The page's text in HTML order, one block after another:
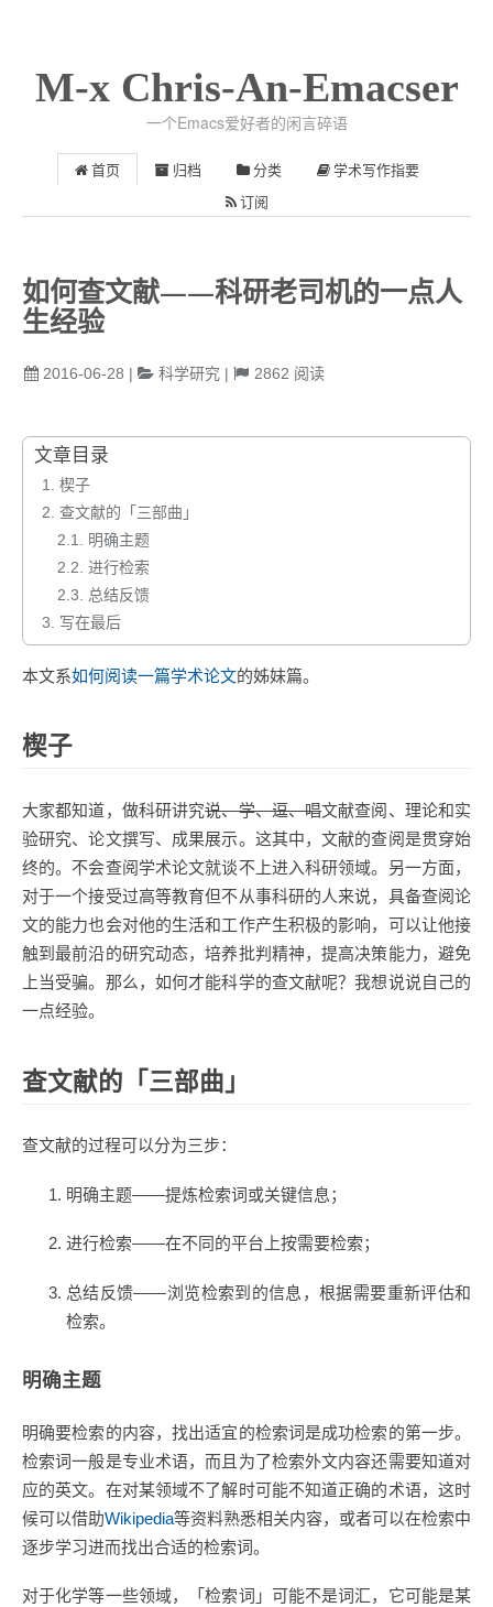
M-x Chris-An-Emacser
一个Emacs爱好者的闲言碎语
首页 归档 分类 学术写作指要
订阅
如何查文献——科研老司机的一点人
生经验
2016-06-28 | 科学研究 | 2862 阅读
文章目录
1.
楔子
2. 查文献的「三部曲」
2.1.
明确主题
2.2. 进行检索
2.3.
总结反馈
3.
写在最后
本文系如何阅读一篇学术论文的姊妹篇。
楔子
大家都知道，做科研讲究说、学、逗、唱文献查阅、理论和实
验研究、论文撰写、成果展示。这其中，文献的查阅是贯穿始
终的。不会查阅学术论文就谈不上进入科研领域。另一方面，
对于一个接受过高等教育但不从事科研的人来说，具备查阅论
文的能力也会对他的生活和工作产生积极的影响，可以让他接
触到最前沿的研究动态，培养批判精神，提高决策能力，避免
上当受骗。那么，如何才能科学的查文献呢？我想说说自己的
一点经验。
查文献的「三部曲」
查文献的过程可以分为三步：
明确主题——提炼检索词或关键信息；
进行检索——在不同的平台上按需要检索；
总结反馈——浏览检索到的信息，根据需要重新评估和
检索。
明确主题
明确要检索的内容，找出适宜的检索词是成功检索的第一步。
检索词一般是专业术语，而且为了检索外文内容还需要知道对
应的英文。在对某领域不了解时可能不知道正确的术语，这时
候可以借助Wikipedia等资料熟悉相关内容，或者可以在检索中
逐步学习进而找出合适的检索词。
对于化学等一些领域，「检索词」可能不是词汇，它可能是某